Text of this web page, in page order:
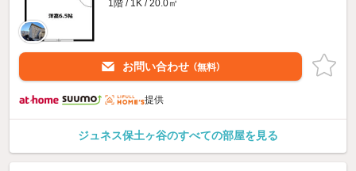
1階 / 1K / 20.0㎡
お問い合わせ （無料）
提供
ジュネス保土ヶ谷のすべての部屋を見る